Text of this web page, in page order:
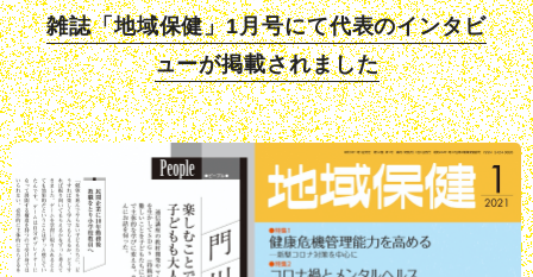
雑誌「地域保健」1月号にて代表のインタビ
ューが掲載されました